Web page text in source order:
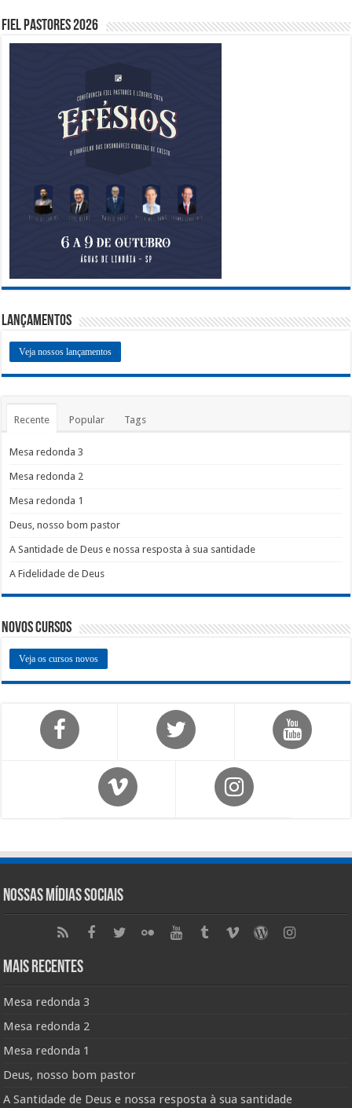
Fiel Pastores 2026
Lançamentos
Veja nossos lançamentos
Recente Popular Tags
Mesa redonda 3
Mesa redonda 2
Mesa redonda 1
Deus, nosso bom pastor
A Santidade de Deus e nossa resposta à sua santidade
A Fidelidade de Deus
Novos Cursos
Veja os cursos novos
Nossas Mídias Sociais
Mais Recentes
Mesa redonda 3
Mesa redonda 2
Mesa redonda 1
Deus, nosso bom pastor
A Santidade de Deus e nossa resposta à sua santidade